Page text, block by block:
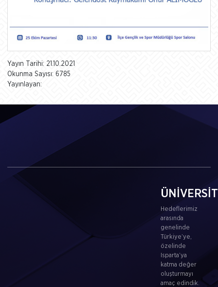
Yayın Tarihi: 21.10.2021
Okunma Sayısı: 6785
Yayınlayan:
Hedeflerimiz
arasında
genelinde
Türkiye’ye,
özelinde
Isparta’ya
katma değer
oluşturmayı
amaç edindik.